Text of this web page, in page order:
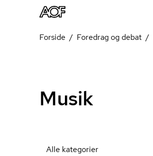
Forside Foredrag og debat
Musik
Alle kategorier